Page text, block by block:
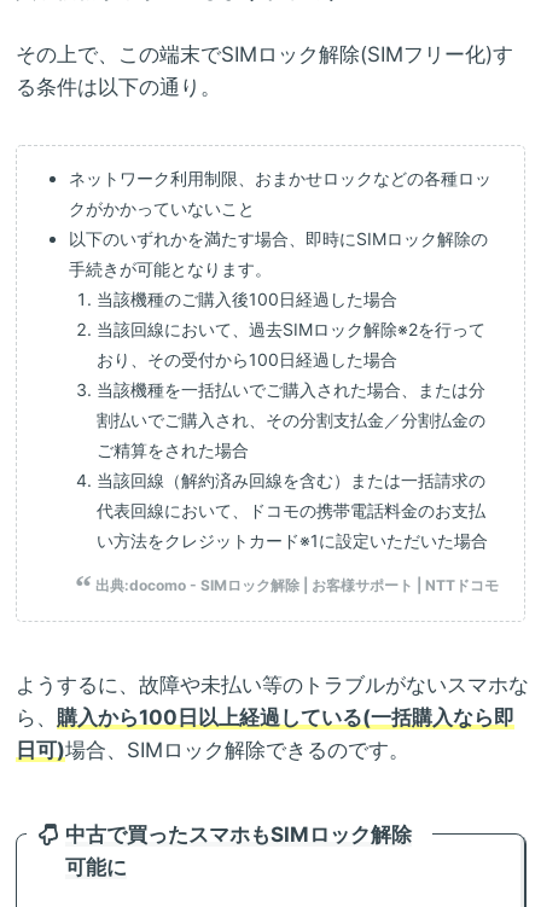
その上で、この端末でSIMロック解除(SIMフリー化)す
る条件は以下の通り。
ネットワーク利用制限、おまかせロックなどの各種ロッ
クがかかっていないこと
以下のいずれかを満たす場合、即時にSIMロック解除の
手続きが可能となります。
当該機種のご購入後100日経過した場合
当該回線において、過去SIMロック解除※2を行って
おり、その受付から100日経過した場合
当該機種を一括払いでご購入された場合、または分
割払いでご購入され、その分割支払金／分割払金の
ご精算をされた場合
当該回線（解約済み回線を含む）または一括請求の
代表回線において、ドコモの携帯電話料金のお支払
い方法をクレジットカード※1に設定いただいた場合
出典:docomo - SIMロック解除 | お客様サポート | NTTドコモ
ようするに、故障や未払い等のトラブルがないスマホな
ら、 購入から100日以上経過している(一括購入なら即
日可)場合、SIMロック解除できるのです。
中古で買ったスマホもSIMロック解除
可能に